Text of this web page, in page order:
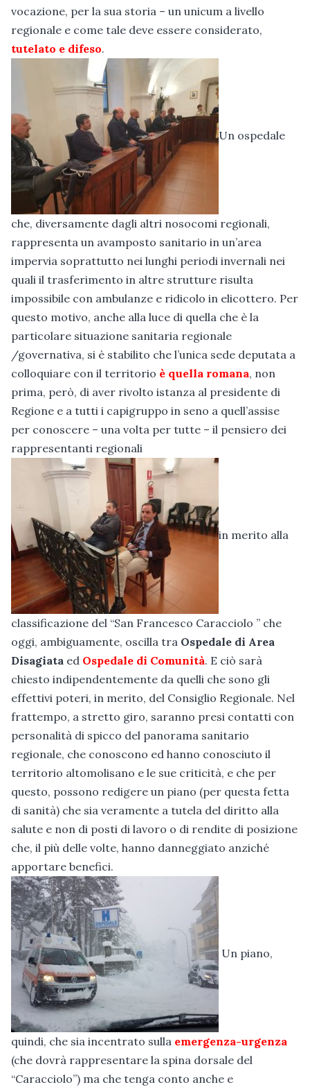
vocazione, per la sua storia – un unicum a livello
regionale e come tale deve essere considerato,
tutelato e difeso.
Un ospedale
che, diversamente dagli altri nosocomi regionali,
rappresenta un avamposto sanitario in un’area
impervia soprattutto nei lunghi periodi invernali nei
quali il trasferimento in altre strutture risulta
impossibile con ambulanze e ridicolo in elicottero. Per
questo motivo, anche alla luce di quella che è la
particolare situazione sanitaria regionale
/governativa, si è stabilito che l’unica sede deputata a
colloquiare con il territorio è quella romana, non
prima, però, di aver rivolto istanza al presidente di
Regione e a tutti i capigruppo in seno a quell’assise
per conoscere – una volta per tutte – il pensiero dei
rappresentanti regionali
in merito alla
classificazione del “San Francesco Caracciolo ” che
oggi, ambiguamente, oscilla tra Ospedale di Area
Disagiata ed Ospedale di Comunità. E ciò sarà
chiesto indipendentemente da quelli che sono gli
effettivi poteri, in merito, del Consiglio Regionale. Nel
frattempo, a stretto giro, saranno presi contatti con
personalità di spicco del panorama sanitario
regionale, che conoscono ed hanno conosciuto il
territorio altomolisano e le sue criticità, e che per
questo, possono redigere un piano (per questa fetta
di sanità) che sia veramente a tutela del diritto alla
salute e non di posti di lavoro o di rendite di posizione
che, il più delle volte, hanno danneggiato anziché
apportare benefici.
Un piano,
quindi, che sia incentrato sulla emergenza-urgenza
(che dovrà rappresentare la spina dorsale del
“Caracciolo”) ma che tenga conto anche e